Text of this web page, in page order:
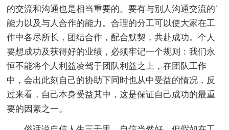
的交流和沟通也是相当重要的。要有与别人沟通交流的`
能力以及与人合作的能力。合理的分工可以使大家在工
作中各尽所长，团结合作，配合默契，共赴成功。个人
要想成功及获得好的业绩，必须牢记一个规则：我们永
恒不能将个人利益凌驾于团队利益之上，在团队工作
中，会出此刻自己的协助下同时也从中受益的情况，反
过来看，自己本身受益其中，这是保证自己成功的最重
要的因素之一。